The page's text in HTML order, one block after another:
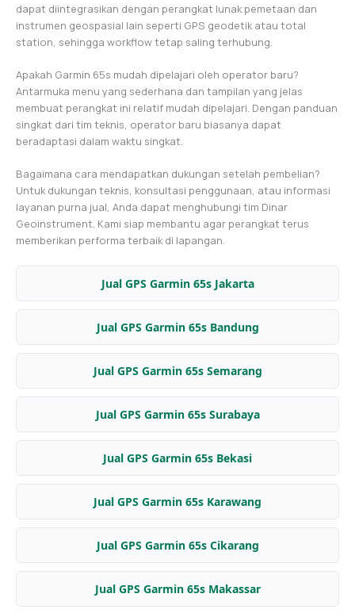
dapat diintegrasikan dengan perangkat lunak pemetaan dan
instrumen geospasial lain seperti GPS geodetik atau total
station, sehingga workflow tetap saling terhubung.
Apakah Garmin 65s mudah dipelajari oleh operator baru?
Antarmuka menu yang sederhana dan tampilan yang jelas
membuat perangkat ini relatif mudah dipelajari. Dengan panduan
singkat dari tim teknis, operator baru biasanya dapat
beradaptasi dalam waktu singkat.
Bagaimana cara mendapatkan dukungan setelah pembelian?
Untuk dukungan teknis, konsultasi penggunaan, atau informasi
layanan purna jual, Anda dapat menghubungi tim Dinar
Geoinstrument. Kami siap membantu agar perangkat terus
memberikan performa terbaik di lapangan.
Jual GPS Garmin 65s Jakarta
Jual GPS Garmin 65s Bandung
Jual GPS Garmin 65s Semarang
Jual GPS Garmin 65s Surabaya
Jual GPS Garmin 65s Bekasi
Jual GPS Garmin 65s Karawang
Jual GPS Garmin 65s Cikarang
Jual GPS Garmin 65s Makassar